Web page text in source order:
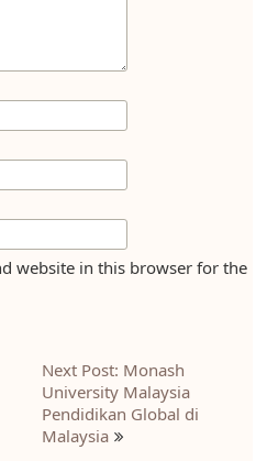
website in this browser for the
Next Post: Monash
University Malaysia
Pendidikan Global di
Malaysia